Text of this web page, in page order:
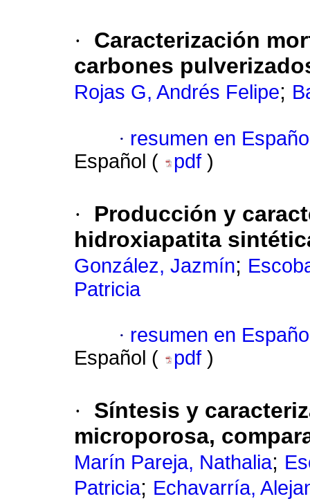
·
Caracterización
carbones
Rojas G, Andrés Felipe;
· resumen en
Español (
pdf )
·
Producción y
hidroxiapatita
González, Jazmín;
Patricia
· resumen en
Español (
pdf )
·
Síntesis y
microporosa,
Marín Pareja, Nathalia;
Patricia; Echavarría,